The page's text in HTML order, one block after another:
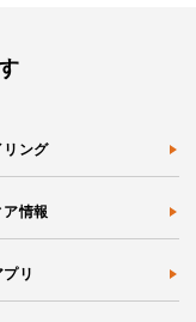
リング
ア情報
リ